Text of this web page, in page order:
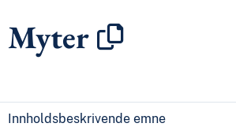
Myter
Innholdsbeskrivende emne